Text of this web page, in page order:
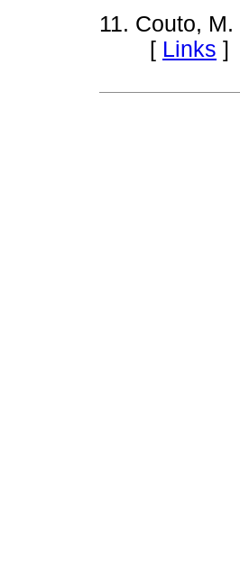
11. Couto, M.
[ Links ]